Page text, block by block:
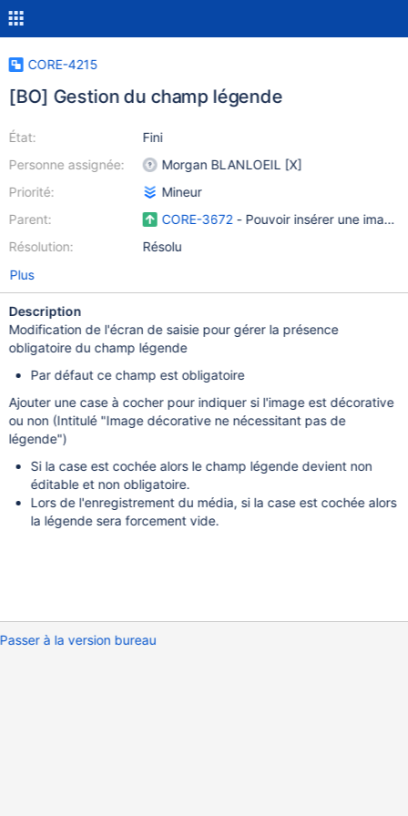
CORE-4215
[BO] Gestion du champ légende
État:
Personne assignée:
Priorité:
Parent:
Résolution:
Fini
Morgan BLANLOEIL [X]
Mineur
CORE-3672- Pouvoir insérer une image
Résolu
Plus
Description
Modification de l'écran de saisie pour gérer la présence
obligatoire du champ légende
Par défaut ce champ est obligatoire
Ajouter une case à cocher pour indiquer si l'image est décorative
ou non (Intitulé "Image décorative ne nécessitant pas de
légende")
Si la case est cochée alors le champ légende devient non
éditable et non obligatoire.
Lors de l'enregistrement du média, si la case est cochée alors
la légende sera forcement vide.
Passer à la version bureau